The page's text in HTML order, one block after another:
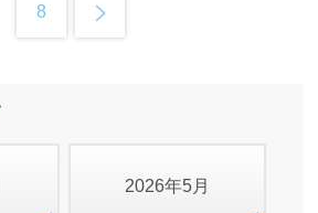
8
2026年5月